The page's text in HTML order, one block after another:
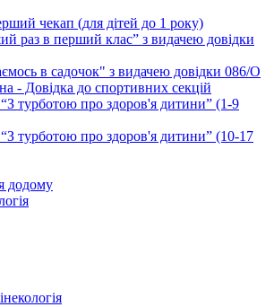
чекап (для дітей до 1 року)
раз в перший клас” з видачею довідки
в садочок" з видачею довідки 086/О
- Довідка до спортивних секцій
турботою про здоров'я дитини” (1-9
турботою про здоров'я дитини” (10-17
додому